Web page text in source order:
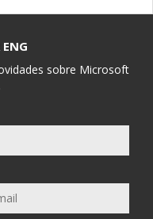
sobre Microsoft